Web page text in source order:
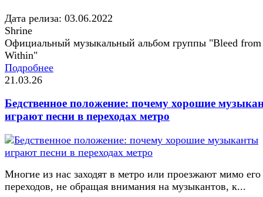
Дата релиза: 03.06.2022
Shrine
Официальный музыкальный альбом группы "Bleed from
Within"
Подробнее
21.03.26
Бедственное положение: почему хорошие
играют песни в переходах метро
Многие из нас заходят в метро или проезжают мимо его
переходов, не обращая внимания на музыкантов, к...